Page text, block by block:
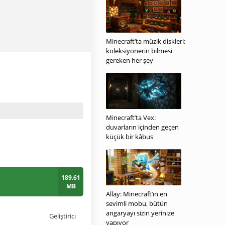
189.61
MB
Geliştirici
Minecraft’ta müzik diskleri:
koleksiyonerin bilmesi
gereken her şey
Minecraft’ta Vex:
duvarların içinden geçen
küçük bir kâbus
Allay: Minecraft’ın en
sevimli mobu, bütün
angaryayı sizin yerinize
yapıyor